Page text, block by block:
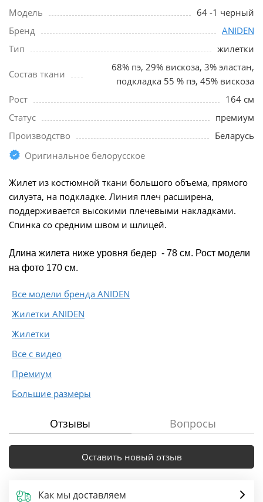
Модель
64 -1 черный
Бренд
ANIDEN
Тип
жилетки
Состав ткани
68% пэ, 29% вискоза, 3% эластан,
подкладка 55 % пэ, 45% вискоза
Рост
164 см
Статус
премиум
Производство
Беларусь
Оригинальное белорусское
Жилет из костюмной ткани большого объема, прямого
силуэта, на подкладке. Линия плеч расширена,
поддерживается высокими плечевыми накладками.
Спинка со средним швом и шлицей.
Длина жилета ниже уровня бедер - 78 см. Рост модели
на фото 170 см.
Все модели бренда ANIDEN
Жилетки ANIDEN
Жилетки
Все с видео
Премиум
Большие размеры
Отзывы Вопросы
Оставить новый отзыв
Как мы доставляем